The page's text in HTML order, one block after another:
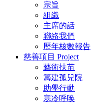
宗旨
組織
主席的話
聯絡我們
歷年核數報告
慈善項目 Project
藝術扶苗
籌建孤兒院
助學行動
寒冷呼唤